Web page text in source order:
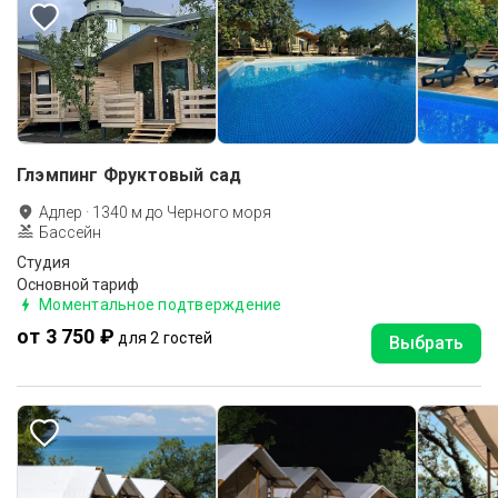
Глэмпинг Фруктовый сад
Адлер · 1340 м до Черного моря
Бассейн
Студия
Основной тариф
Моментальное подтверждение
от 3 750 ₽ для 2 гостей Выбрать